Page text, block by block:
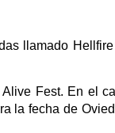
llamado
Fest. En el
la fecha de